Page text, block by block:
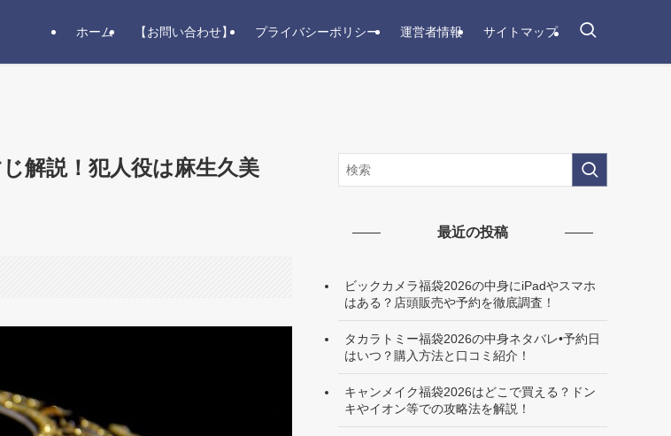
ホーム 【お問い合わせ】 プライバシーポリシー 運営者情報 サイトマップ
解説！犯人役は麻生久美
最近の投稿
ビックカメラ福袋2026の中身にiPadやスマホ
はある？店頭販売や予約を徹底調査！
タカラトミー福袋2026の中身ネタバレ•予約日
はいつ？購入方法と口コミ紹介！
キャンメイク福袋2026はどこで買える？ドン
キやイオン等での攻略法を解説！